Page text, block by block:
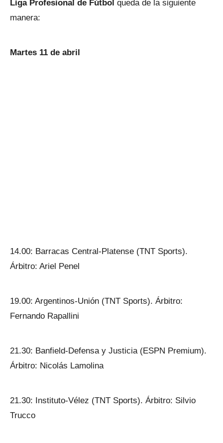
Liga Profesional de Fútbol queda de la siguiente
manera:
Martes 11 de abril
14.00: Barracas Central-Platense (TNT Sports).
Árbitro: Ariel Penel
19.00: Argentinos-Unión (TNT Sports). Árbitro:
Fernando Rapallini
21.30: Banfield-Defensa y Justicia (ESPN Premium).
Árbitro: Nicolás Lamolina
21.30: Instituto-Vélez (TNT Sports). Árbitro: Silvio
Trucco